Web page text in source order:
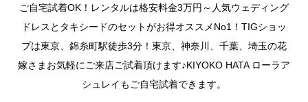
ご自宅試着OK！レンタルは格安料金3万円～人気ウェディング
ドレスとタキシードのセットがお得オススメNo1！TIGショッ
プは東京、錦糸町駅徒歩3分！東京、神奈川、千葉、埼玉の花
嫁さまお気軽にご来店ご試着頂けます♪KIYOKO HATA ローラア
シュレイもご自宅試着できます。